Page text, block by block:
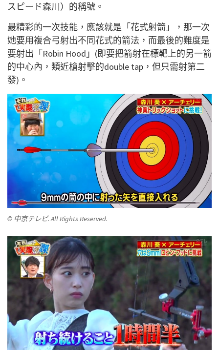
スピード森川）的稱號。
最精彩的一次技能，應該就是「花式射箭」，那一次
她要用複合弓射出不同花式的箭法，而最後的難度是
要射出「Robin Hood」(即要把箭射在標靶上的另一箭
的中心內，類近槍射擊的double tap，但只需射第二
發)。
© 中京テレビ. All Rights Reserved.